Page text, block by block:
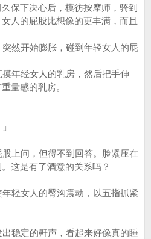
保下决心后，模彷按摩师，骑到
人的屁股比想像的更丰满，而且
然开始膨胀，碰到年轻女人的屁
年经女人的乳房，然后把手伸
量感的乳房。
上问，但得不到回答。脸紧压在
这是有了酒意的关系吗？
轻女人的臀沟震动，以五指抓紧
稳定的鼾声，看起来好像真的睡